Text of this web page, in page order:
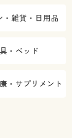
・雑貨・日用品
・ベッド
・サプリメント